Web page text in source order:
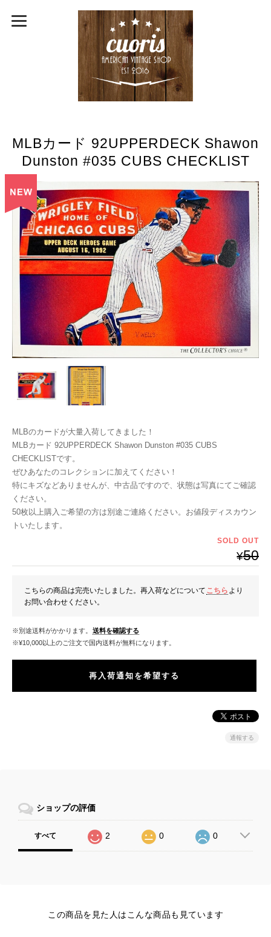
MLBカード 92UPPERDECK Shawon
Dunston #035 CUBS CHECKLIST
MLBのカードが大量入荷してきました！
MLBカード 92UPPERDECK Shawon Dunston #035 CUBS
CHECKLISTです。
ぜひあなたのコレクションに加えてください！
特にキズなどありませんが、中古品ですので、状態は写真にてご確認
ください。
50枚以上購入ご希望の方は別途ご連絡ください。お値段ディスカウン
トいたします。
SOLD OUT
¥50
こちらの商品は完売いたしました。再入荷などについて こちら より
お問い合わせください。
※別途送料がかかります。 送料を確認する
※¥10,000以上のご注文で国内送料が無料になります。
再入荷通知を希望する
通報する
ショップの評価
すべて 2 0 0
この商品を見た人はこんな商品も見ています